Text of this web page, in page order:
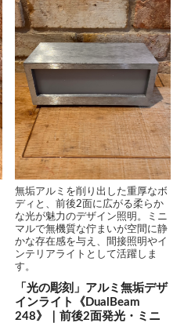
無垢アルミを削り出した重厚なボ
ディと、前後2面に広がる柔らか
な光が魅力のデザイン照明。ミニ
マルで無機質な佇まいが空間に静
かな存在感を与え、間接照明やイ
ンテリアライトとして活躍しま
す。
「光の彫刻」アルミ無垢デザ
インライト《DualBeam
248》｜前後2面発光・ミニ